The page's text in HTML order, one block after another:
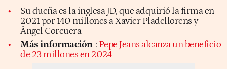
Su dueña es la inglesa JD, que adquirió la firma en
2021 por 140 millones a Xavier Pladellorens y
Ángel Corcuera
Más información : Pepe Jeans alcanza un beneficio
de 23 millones en 2024